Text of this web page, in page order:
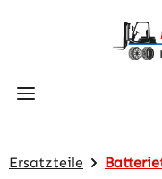
Zum Hauptinhalt
Ersatzteile